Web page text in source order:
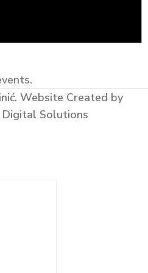
Website Created by
Digital Solutions